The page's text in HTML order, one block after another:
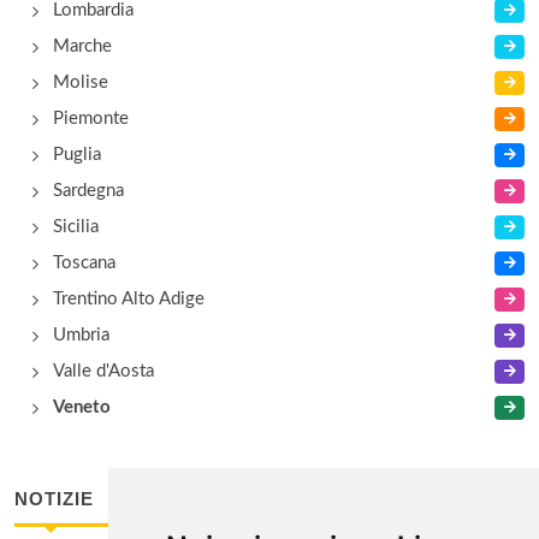
Lombardia
Marche
Molise
Piemonte
Puglia
Sardegna
Sicilia
Toscana
Trentino Alto Adige
Umbria
Valle d'Aosta
Veneto
NOTIZIE